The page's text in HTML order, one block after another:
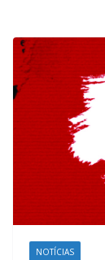
NOTÍCIAS